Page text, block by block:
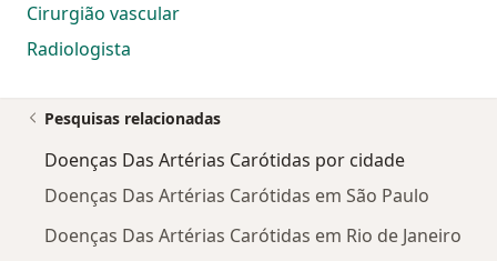
Cirurgião vascular
Radiologista
Pesquisas relacionadas
Doenças Das Artérias Carótidas por cidade
Doenças Das Artérias Carótidas em São Paulo
Doenças Das Artérias Carótidas em Rio de Janeiro